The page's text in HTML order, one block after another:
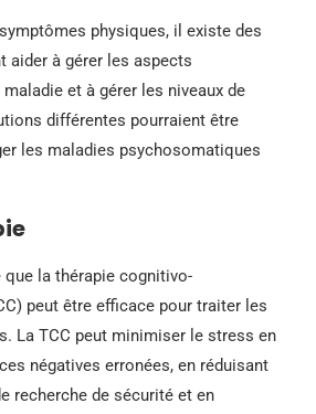
physiques, il existe des
aider à gérer les aspects
et à gérer les niveaux de
différentes pourraient être
les maladies psychosomatiques
que la thérapie cognitivo-
peut être efficace pour traiter les
La TCC peut minimiser le stress en
négatives erronées, en réduisant
recherche de sécurité et en